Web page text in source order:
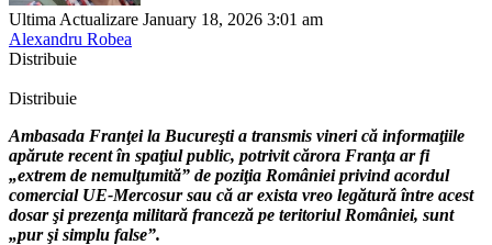
Ultima Actualizare January 18, 2026 3:01 am
Alexandru Robea
Distribuie
Distribuie
Ambasada Franţei la Bucureşti a transmis vineri că informaţiile
apărute recent în spaţiul public, potrivit cărora Franţa ar fi
„extrem de nemulţumită” de poziţia României privind acordul
comercial UE-Mercosur sau că ar exista vreo legătură între acest
dosar şi prezenţa militară franceză pe teritoriul României, sunt
„pur şi simplu false”.